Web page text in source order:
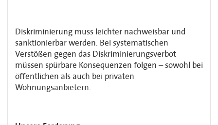
Diskriminierung muss leichter nachweisbar und
sanktionierbar werden. Bei systematischen
Verstößen gegen das Diskriminierungsverbot
müssen spürbare Konsequenzen folgen – sowohl bei
öffentlichen als auch bei privaten
Wohnungsanbietern.